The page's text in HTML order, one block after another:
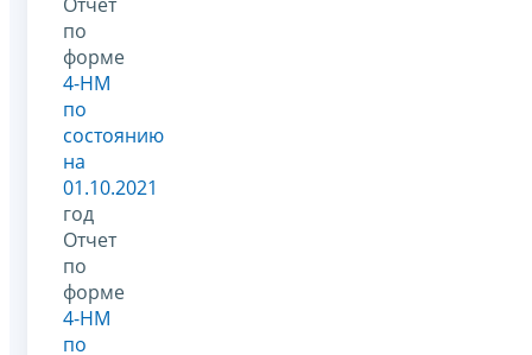
по
форме
4-НМ
по
состоянию
на
01.10.2021
год
Отчет
по
форме
4-НМ
по